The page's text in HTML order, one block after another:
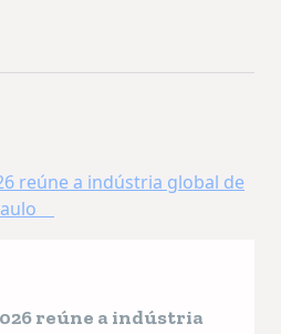
reúne a indústria